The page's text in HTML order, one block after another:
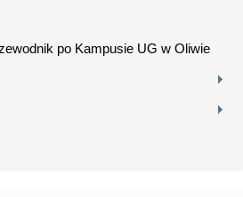
po Kampusie UG w Oliwie